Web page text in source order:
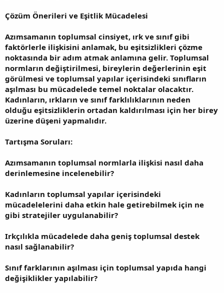
Çözüm Önerileri ve Eşitlik Mücadelesi
Azımsamanın toplumsal cinsiyet, ırk ve sınıf gibi
faktörlerle ilişkisini anlamak, bu eşitsizlikleri çözme
noktasında bir adım atmak anlamına gelir. Toplumsal
normların değiştirilmesi, bireylerin değerlerinin eşit
görülmesi ve toplumsal yapılar içerisindeki sınıfların
aşılması bu mücadelede temel noktalar olacaktır.
Kadınların, ırkların ve sınıf farklılıklarının neden
olduğu eşitsizliklerin ortadan kaldırılması için her birey
üzerine düşeni yapmalıdır.
Tartışma Soruları:
Azımsamanın toplumsal normlarla ilişkisi nasıl daha
derinlemesine incelenebilir?
Kadınların toplumsal yapılar içerisindeki
mücadelelerini daha etkin hale getirebilmek için ne
gibi stratejiler uygulanabilir?
Irkçılıkla mücadelede daha geniş toplumsal destek
nasıl sağlanabilir?
Sınıf farklarının aşılması için toplumsal yapıda hangi
değişiklikler yapılabilir?